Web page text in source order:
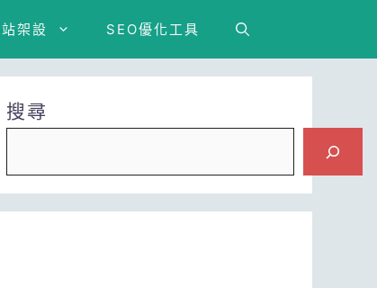
架設 SEO優化工具
搜尋